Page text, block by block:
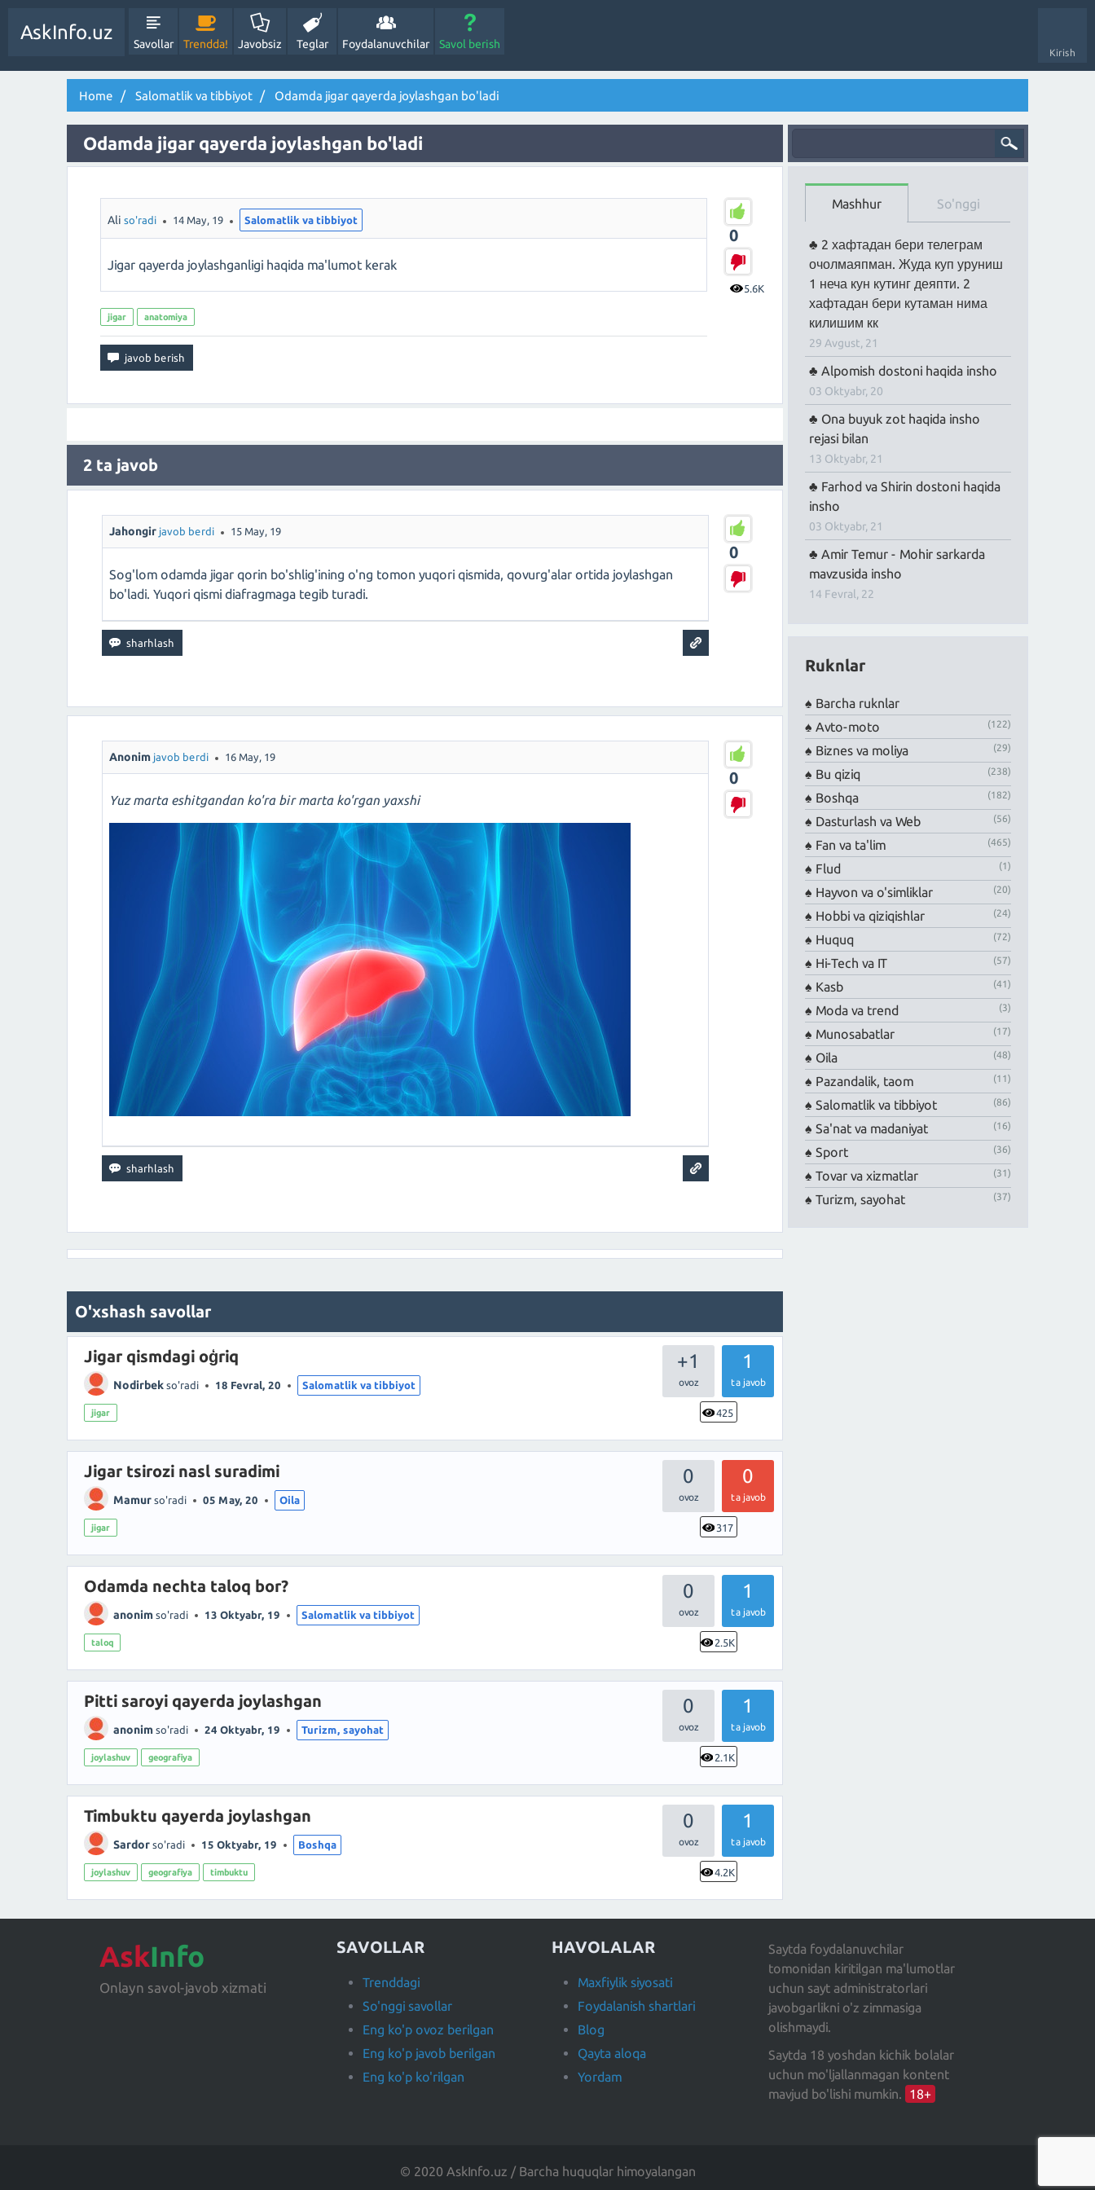
Kirish
AskInfo.uz
Savollar Trendda! Javobsiz Teglar Foydalanuvchilar Savol berish
Home Salomatlik va tibbiyot Odamda jigar qayerda joylashgan bo'ladi
Odamda jigar qayerda joylashgan bo'ladi
0
5.6K
Ali so'radi 14 May, 19 Salomatlik va tibbiyot
Jigar qayerda joylashganligi haqida ma'lumot kerak
jigar anatomiya
2 ta javob
0
Jahongir javob berdi 15 May, 19
Sog'lom odamda jigar qorin bo'shlig'ining o'ng tomon yuqori qismida, qovurg'alar ortida joylashgan
bo'ladi. Yuqori qismi diafragmaga tegib turadi.
0
Anonim javob berdi 16 May, 19
Yuz marta eshitgandan ko'ra bir marta ko'rgan yaxshi
O'xshash savollar
+1 1
ta javob
425
Jigar qismdagi oģriq
Nodirbek so'radi 18 Fevral, 20 Salomatlik va tibbiyot
jigar
0 0
ta javob
317
Jigar tsirozi nasl suradimi
Mamur so'radi 05 May, 20 Oila
jigar
0 1
ta javob
2.5K
Odamda nechta taloq bor?
anonim so'radi 13 Oktyabr, 19 Salomatlik va tibbiyot
taloq
0 1
ta javob
2.1K
Pitti saroyi qayerda joylashgan
anonim so'radi 24 Oktyabr, 19 Turizm, sayohat
joylashuv geografiya
0 1
ta javob
4.2K
Timbuktu qayerda joylashgan
Sardor so'radi 15 Oktyabr, 19 Boshqa
joylashuv geografiya timbuktu
Mashhur So'nggi
2 хафтадан бери телеграм
очолмаяпман. Жуда куп уруниш
1 неча кун кутинг деяпти. 2
хафтадан бери кутаман нима
килишим кк
29 Avgust, 21
Alpomish dostoni haqida insho
03 Oktyabr, 20
Ona buyuk zot haqida insho
rejasi bilan
13 Oktyabr, 21
Farhod va Shirin dostoni haqida
insho
03 Oktyabr, 21
Amir Temur - Mohir sarkarda
mavzusida insho
14 Fevral, 22
Ruknlar
Barcha ruknlar
Avto-moto
(122)
Biznes va moliya (29)
Bu qiziq (238)
Boshqa (182)
Dasturlash va Web (56)
Fan va ta'lim (465)
Flud (1)
Hayvon va o'simliklar (20)
Hobbi va qiziqishlar (24)
Huquq (72)
Hi-Tech va IT (57)
Kasb (41)
Moda va trend (3)
Munosabatlar (17)
Oila (48)
Pazandalik, taom (11)
Salomatlik va tibbiyot (86)
Sa'nat va madaniyat (16)
Sport (36)
Tovar va xizmatlar (31)
Turizm, sayohat (37)
AskInfo
Onlayn savol-javob xizmati
SAVOLLAR
Trenddagi
So'nggi savollar
Eng ko'p ovoz berilgan
Eng ko'p javob berilgan
Eng ko'p ko'rilgan
HAVOLALAR
Maxfiylik siyosati
Foydalanish shartlari
Blog
Qayta aloqa
Yordam
Saytda foydalanuvchilar
tomonidan kiritilgan ma'lumotlar
uchun sayt administratorlari
javobgarlikni o'z zimmasiga
olishmaydi.
Saytda 18 yoshdan kichik bolalar
uchun mo'ljallanmagan kontent
mavjud bo'lishi mumkin.
18+
© 2020 AskInfo.uz / Barcha huquqlar himoyalangan